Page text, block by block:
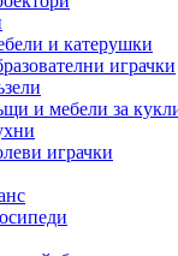
и катерушки
играчки
и мебели за
играчки